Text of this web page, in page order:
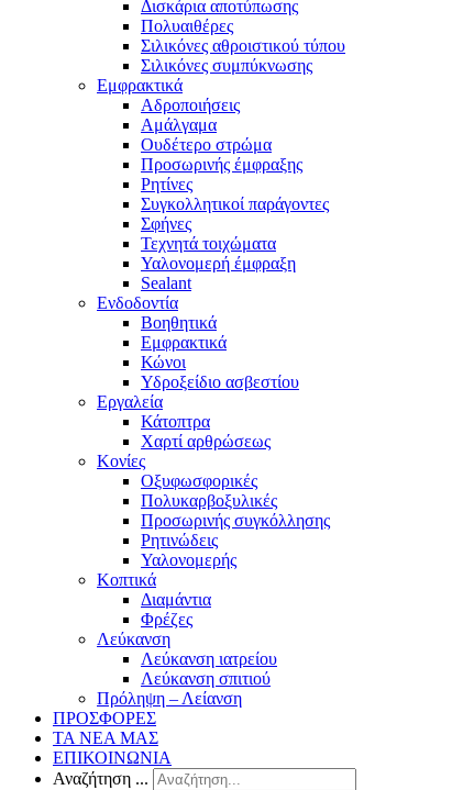
Δισκάρια αποτύπωσης
Πολυαιθέρες
Σιλικόνες αθροιστικού τύπου
Σιλικόνες συμπύκνωσης
Εμφρακτικά
Αδροποιήσεις
Αμάλγαμα
Ουδέτερο στρώμα
Προσωρινής έμφραξης
Ρητίνες
Συγκολλητικοί παράγοντες
Σφήνες
Τεχνητά τοιχώματα
Υαλονομερή έμφραξη
Sealant
Ενδοδοντία
Βοηθητικά
Εμφρακτικά
Κώνοι
Υδροξείδιο ασβεστίου
Εργαλεία
Κάτοπτρα
Χαρτί αρθρώσεως
Κονίες
Οξυφωσφορικές
Πολυκαρβοξυλικές
Προσωρινής συγκόλλησης
Ρητινώδεις
Υαλονομερής
Κοπτικά
Διαμάντια
Φρέζες
Λεύκανση
Λεύκανση ιατρείου
Λεύκανση σπιτιού
Πρόληψη – Λείανση
ΠΡΟΣΦΟΡΕΣ
ΤΑ ΝΕΑ ΜΑΣ
ΕΠΙΚΟΙΝΩΝΙΑ
Αναζήτηση ...